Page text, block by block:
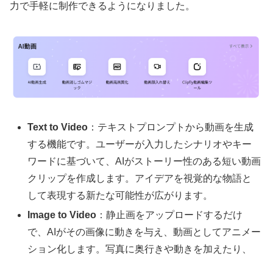
力で手軽に制作できるようになりました。
Text to Video ：テキストプロンプトから動画を生成
する機能です。ユーザーが入力したシナリオやキー
ワードに基づいて、AIがストーリー性のある短い動画
クリップを作成します。アイデアを視覚的な物語と
して表現する新たな可能性が広がります。
Image to Video ：静止画をアップロードするだけ
で、AIがその画像に動きを与え、動画としてアニメー
ション化します。写真に奥行きや動きを加えたり、